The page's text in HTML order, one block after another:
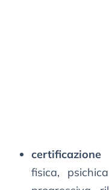
certificazione
fisica,